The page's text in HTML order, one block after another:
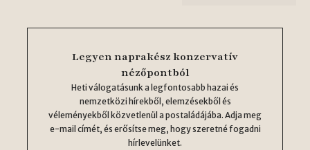
Legyen naprakész konzervatív
nézőpontból
Heti válogatásunk a legfontosabb hazai és
nemzetközi hírekből, elemzésekből és
véleményekből közvetlenül a postaládájába. Adja meg
e-mail címét, és erősítse meg, hogy szeretné fogadni
hírlevelünket.